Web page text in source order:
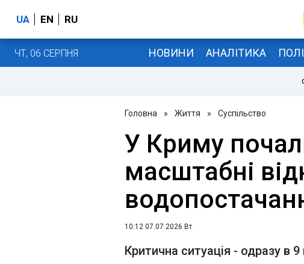
UA EN RU
ЧТ, 06 СЕРПНЯ НОВИНИ АНАЛІТИКА
Головна » Життя » Суспільство
У Криму
масштабні
10:12 07.07.2026 Вт
Критична ситуація - одразу в